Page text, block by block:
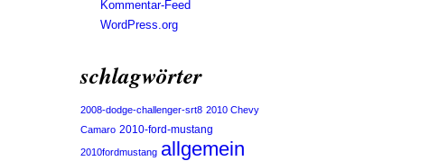
Kommentar-Feed
WordPress.org
schlagwörter
2008-dodge-challenger-srt8 2010 Chevy
Camaro 2010-ford-mustang
2010fordmustang allgemein